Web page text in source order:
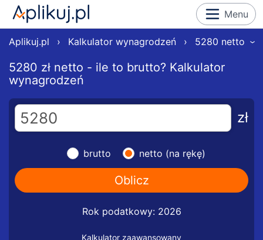
Menu
Aplikuj.pl › Kalkulator wynagrodzeń › 5280 netto ›
5280 zł netto - ile to brutto? Kalkulator
wynagrodzeń
zł
brutto netto (na rękę)
Rok podatkowy: 2026
Kalkulator zaawansowany